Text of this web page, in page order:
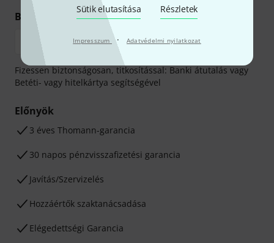
Sütik elutasítása Részletek
Impresszum · Adatvédelmi nyilatkozat
Biztonságos vásárlás és fizetés
Fizessen biztonságosan, titkosítással: Banki átutalás vagy
Betéti- vagy hitelkártya segítségével
Előnyök
3 éves Thomann-garancia
30 napos pénzvisszafizetési garancia
Javítás/Szervizelés
Hozzáértők szaktanácsadása
Elégedettségi Garancia